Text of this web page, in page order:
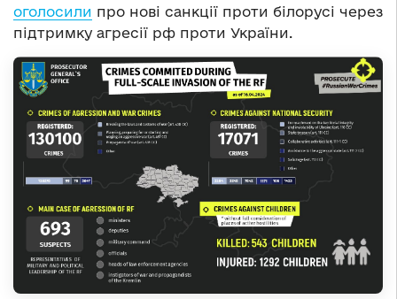
оголосили про нові санкції проти білорусі через
підтримку агресії рф проти України.